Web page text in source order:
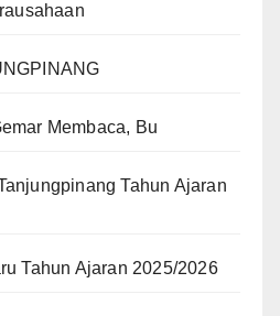
Membaca, Bu
Tahun Ajaran
Tahun Ajaran 2025/2026